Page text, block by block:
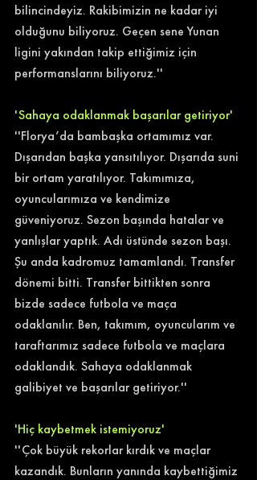
bilincindeyiz. Rakibimizin ne kadar iyi
olduğunu biliyoruz. Geçen sene Yunan
ligini yakından takip ettiğimiz için
performanslarını biliyoruz.''
'Sahaya odaklanmak başarılar getiriyor'
''Florya’da bambaşka ortamımız var.
Dışarıdan başka yansıtılıyor. Dışarıda suni
bir ortam yaratılıyor. Takımımıza,
oyuncularımıza ve kendimize
güveniyoruz. Sezon başında hatalar ve
yanlışlar yaptık. Adı üstünde sezon başı.
Şu anda kadromuz tamamlandı. Transfer
dönemi bitti. Transfer bittikten sonra
bizde sadece futbola ve maça
odaklanılır. Ben, takımım, oyuncularım ve
taraftarımız sadece futbola ve maçlara
odaklandık. Sahaya odaklanmak
galibiyet ve başarılar getiriyor.''
'Hiç kaybetmek istemiyoruz'
''Çok büyük rekorlar kırdık ve maçlar
kazandık. Bunların yanında kaybettiğimiz